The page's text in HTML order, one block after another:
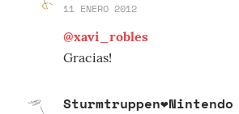
11 ENERO 2012
@xavi_robles
Gracias!
Sturmtruppen❤Nintendo